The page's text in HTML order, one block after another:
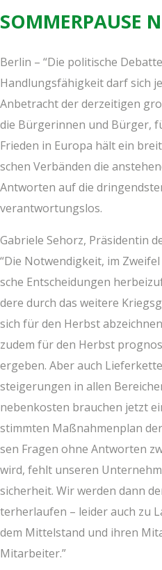
SOM­MER­PAU­SE
Ber­lin – “Die poli­ti­sche
Hand­lungs­fä­hig­keit darf sich
Anbe­tracht der der­zei­ti­gen
die Bür­ge­rin­nen und Bür­ger,
Frie­den in Euro­pa hält ein
schen Ver­bän­den die
Ant­wor­ten auf die
verantwortungslos.
Gabrie­le Seh­orz, Prä­si­den­tin
“Die Not­wen­dig­keit, im
sche Ent­schei­dun­gen
de­re durch das wei­te­re
sich für den Herbst
zudem für den Herbst
erge­ben. Aber auch
stei­ge­run­gen in allen
ne­ben­kos­ten brau­chen jetzt
stimm­ten Maß­nah­men­plan
sen Fra­gen ohne Ant­wor­ten
wird, fehlt unse­ren
si­cher­heit. Wir wer­den dann
ter­her­lau­fen – lei­der auch zu
dem Mit­tel­stand und ihren
Mitarbeiter.”